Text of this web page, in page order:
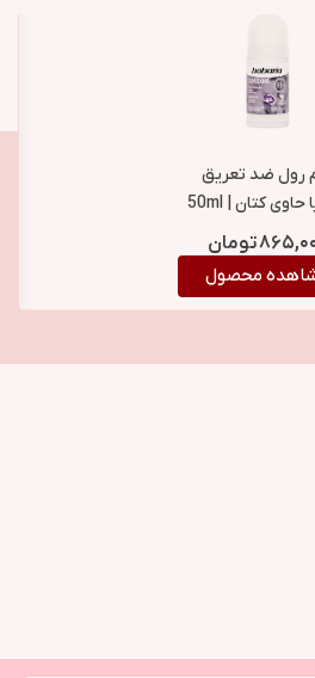
مشابه
رول ضد تعریق
باباریا حاوی کتان 50ml |
Babaria Cotton
On
تومان
محصول